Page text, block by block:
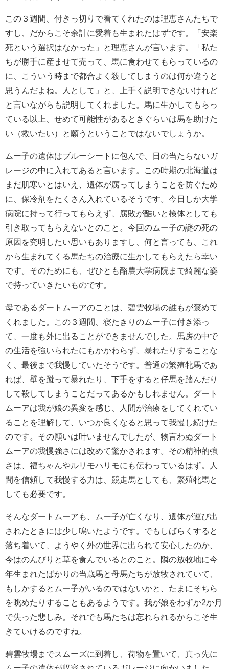
この３週間、付きっ切りで看てくれたのは理恵さんたちで
すし、だからこそ余計に愛着も生まれたはずです。「安楽
死という選択はなかった」と理恵さんが言います。「私た
ちが勝手に産ませて売って、馬に食わせてもらっているの
に、こういう時まで都合よく殺してしまうのは何か違うと
思うんだよね。人として」と、上手く説明できないけれど
と言いながらも説明してくれました。馬に生かしてもらっ
ている以上、せめて可能性があるときぐらいは馬を助けた
い（救いたい）と願うということではないでしょうか。
ムー子の遺体はブルーシートに包んで、日の当たらないガ
レージの中に入れてあると言います。この時期の北海道は
まだ肌寒いとはいえ、遺体が腐ってしまうことを防ぐため
に、保冷剤をたくさん入れているそうです。今日しか大学
病院に持って行ってもらえず、腐敗が酷いと検体としても
引き取ってもらえないとのこと。今回のムー子の謎の死の
原因を究明したい思いもありますし、何と言っても、これ
から生まれてくる馬たちの治療に生かしてもらえたら幸い
です。そのためにも、ぜひとも酪農大学病院まで綺麗な姿
で持っていきたいものです。
母であるダートムーアのことは、碧雲牧場の誰もが褒めて
くれました。この３週間、寝たきりのムー子に付き添っ
て、一度も外に出ることができませんでした。馬房の中で
の生活を強いられたにもかかわらず、暴れたりすることな
く、最後まで我慢していたそうです。普通の繁殖牝馬であ
れば、壁を蹴って暴れたり、下手をすると仔馬を踏んだり
して殺してしまうことだってあるかもしれません。ダート
ムーアは我が娘の異変を感じ、人間が治療をしてくれてい
ることを理解して、いつか良くなると思って我慢し続けた
のです。その願いは叶いませんでしたが、物言わぬダート
ムーアの我慢強さには改めて驚かされます。その精神的強
さは、福ちゃんやルリモハリモにも伝わっているはず。人
間を信頼して我慢する力は、競走馬としても、繁殖牝馬と
しても必要です。
そんなダートムーアも、ムー子が亡くなり、遺体が運び出
されたときには少し鳴いたようです。でもしばらくすると
落ち着いて、ようやく外の世界に出られて安心したのか、
今はのんびりと草を食んでいるとのこと。隣の放牧地に今
年生まれたばかりの当歳馬と母馬たちが放牧されていて、
もしかするとムー子がいるのではないかと、たまにそちら
を眺めたりすることもあるようです。我が娘をわずか2か月
で失った悲しみ。それでも馬たちは忘れられるからこそ生
きていけるのですね。
碧雲牧場までスムーズに到着し、荷物を置いて、真っ先に